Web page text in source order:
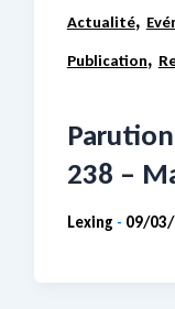
Actualité,
Publication,
238 –
Lexing - 09/